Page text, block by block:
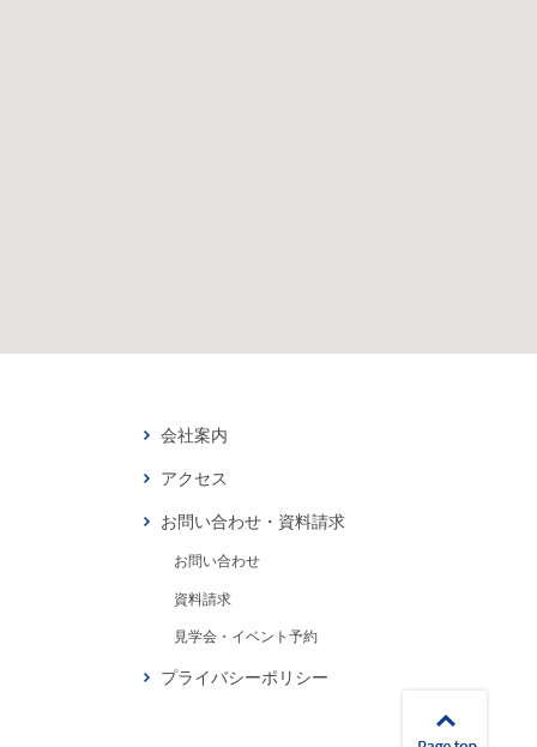
会社案内
アクセス
お問い合わせ・資料請求
お問い合わせ
資料請求
見学会・イベント予約
プライバシーポリシー